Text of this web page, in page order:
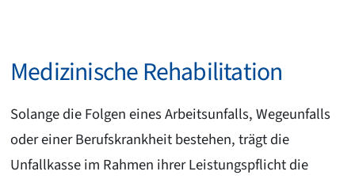
Medizinische Rehabilitation
Solange die Folgen eines Arbeitsunfalls, Wegeunfalls
oder einer Berufskrankheit bestehen, trägt die
Unfallkasse im Rahmen ihrer Leistungspflicht die